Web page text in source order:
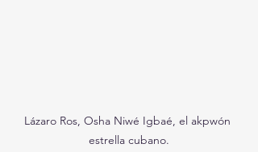
Lázaro Ros, Osha Niwé Igbaé, el akpwón
estrella cubano.